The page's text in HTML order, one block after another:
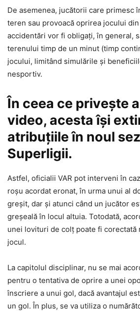
De asemenea, jucătorii care primesc
teren sau provoacă oprirea jocului
accidentări vor fi obligați, în general,
terenului timp de un minut (timp
jocului, limitând simulările și
nesportiv.
În ceea ce privește
video, acesta își
atribuțiile în noul
Superligii.
Astfel, oficialii VAR pot interveni în
roșu acordat eronat, în urma unui al
greșit, dar și atunci când un jucător
greșeală în locul altuia. Totodată,
unei lovituri de colț poate fi corectată
jocul.
La capitolul disciplinar, nu se mai
pentru o tentativa de oprire a unei
înscriere a unui gol, dacă avantajul
un gol. În plus, se va utiliza o